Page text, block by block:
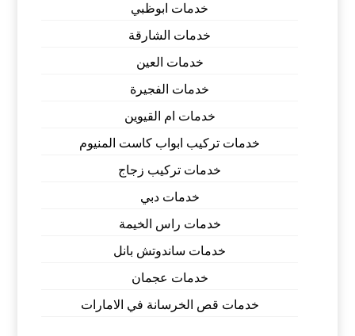
خدمات ابوظبي
خدمات الشارقة
خدمات العين
خدمات الفجيرة
خدمات ام القيوين
خدمات تركيب ابواب كاست المنيوم
خدمات تركيب زجاج
خدمات دبي
خدمات راس الخيمة
خدمات ساندوتش بانل
خدمات عجمان
خدمات قص الخرسانة في الامارات